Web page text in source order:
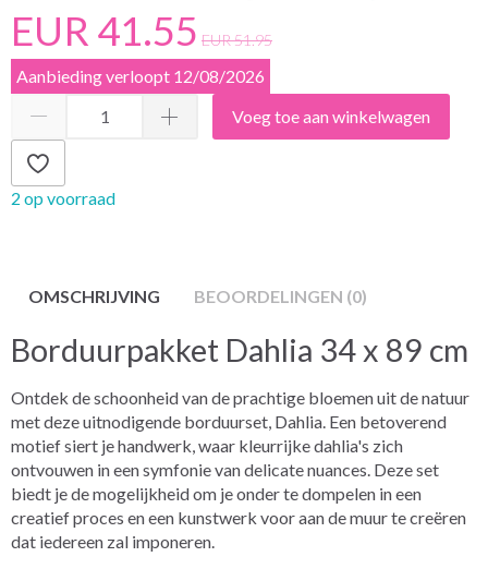
EUR 41.55 EUR 51.95
Aanbieding verloopt 12/08/2026
Voeg toe aan winkelwagen
2 op voorraad
OMSCHRIJVING BEOORDELINGEN (0)
Borduurpakket Dahlia 34 x 89 cm
Ontdek de schoonheid van de prachtige bloemen uit de natuur
met deze uitnodigende borduurset, Dahlia. Een betoverend
motief siert je handwerk, waar kleurrijke dahlia's zich
ontvouwen in een symfonie van delicate nuances. Deze set
biedt je de mogelijkheid om je onder te dompelen in een
creatief proces en een kunstwerk voor aan de muur te creëren
dat iedereen zal imponeren.